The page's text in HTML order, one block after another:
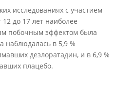
исследованиях с участием
12 до 17 лет наиболее
побочным эффектом была
наблюдалась в 5,9 %
дезлоратадин, и в 6,9 %
плацебо.